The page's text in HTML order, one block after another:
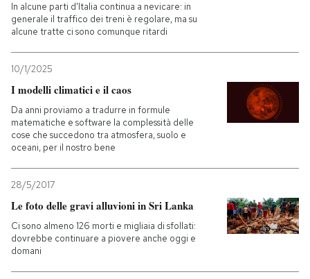
In alcune parti d'Italia continua a nevicare: in
generale il traffico dei treni è regolare, ma su
alcune tratte ci sono comunque ritardi
10/1/2025
I modelli climatici e il caos
Da anni proviamo a tradurre in formule
matematiche e software la complessità delle
cose che succedono tra atmosfera, suolo e
oceani, per il nostro bene
28/5/2017
Le foto delle gravi alluvioni in Sri Lanka
Ci sono almeno 126 morti e migliaia di sfollati:
dovrebbe continuare a piovere anche oggi e
domani